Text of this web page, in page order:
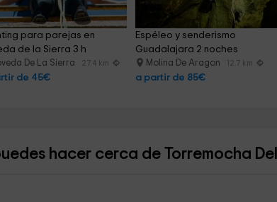
para parejas en
de la Sierra 3 h
De La Sierra 27.4 km
de 45€
Espéleo y senderismo
Guadalajara 2 noches
Molina De Aragon 12.7 km
a partir de 85€
hacer cerca de Torremocha